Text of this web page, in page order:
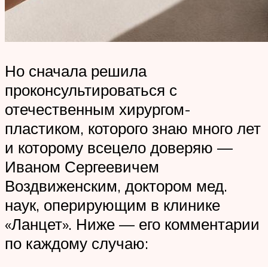
Но сначала решила
проконсультироваться с
отечественным хирургом-
пластиком, которого знаю много лет
и которому всецело доверяю —
Иваном Сергеевичем
Воздвиженским, доктором мед.
наук, оперирующим в клинике
«Ланцет». Ниже — его комментарии
по каждому случаю: